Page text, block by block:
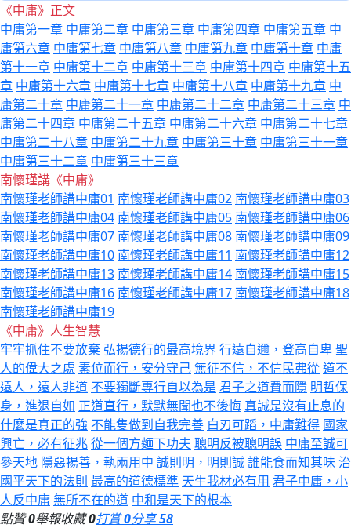
《中庸》正文
中庸第一章 中庸第二章 中庸第三章 中庸第四章 中庸第五章 中
庸第六章 中庸第七章 中庸第八章 中庸第九章 中庸第十章 中庸
第十一章 中庸第十二章 中庸第十三章 中庸第十四章 中庸第十五
章 中庸第十六章 中庸第十七章 中庸第十八章 中庸第十九章 中
庸第二十章 中庸第二十一章 中庸第二十二章 中庸第二十三章 中
庸第二十四章 中庸第二十五章 中庸第二十六章 中庸第二十七章
中庸第二十八章 中庸第二十九章 中庸第三十章 中庸第三十一章
中庸第三十二章 中庸第三十三章
南懷瑾講《中庸》
南懷瑾老師講中庸01 南懷瑾老師講中庸02 南懷瑾老師講中庸03
南懷瑾老師講中庸04 南懷瑾老師講中庸05 南懷瑾老師講中庸06
南懷瑾老師講中庸07 南懷瑾老師講中庸08 南懷瑾老師講中庸09
南懷瑾老師講中庸10 南懷瑾老師講中庸11 南懷瑾老師講中庸12
南懷瑾老師講中庸13 南懷瑾老師講中庸14 南懷瑾老師講中庸15
南懷瑾老師講中庸16 南懷瑾老師講中庸17 南懷瑾老師講中庸18
南懷瑾老師講中庸19
《中庸》人生智慧
牢牢抓住不要放棄 弘揚德行的最高境界 行遠自邇，登高自卑聖
人的偉大之處 素位而行，安分守己無征不信，不信民弗從道不
遠人，遠人非道 不要獨斷專行自以為是 君子之道費而隱 明哲保
身，進退自如 正道直行，默默無聞也不後悔 真誠是沒有止息的
什麼是真正的強 不能隻做到自我完善 白刃可蹈，中庸難得 國家
興亡，必有征兆從一個方麵下功夫 聰明反被聰明誤 中庸至誠可
參天地 隱惡揚善，執兩用中 誠則明，明則誠誰能食而知其味 治
國平天下的法則 最高的道德標準 天生我材必有用 君子中庸，小
人反中庸無所不在的道 中和是天下的根本
點贊0舉報收藏0打賞0分享58